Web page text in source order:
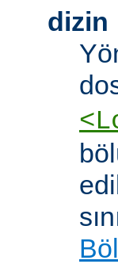
dizin